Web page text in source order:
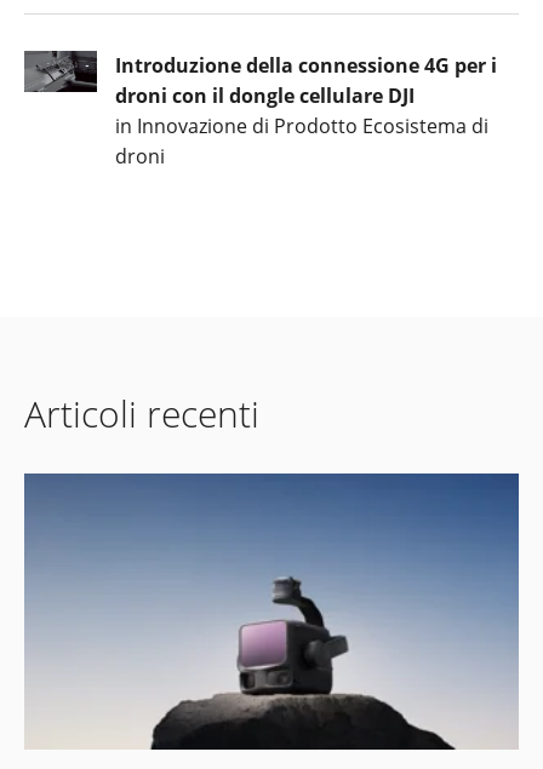
Introduzione della connessione 4G per i
droni con il dongle cellulare DJI
in Innovazione di Prodotto Ecosistema di
droni
Articoli recenti